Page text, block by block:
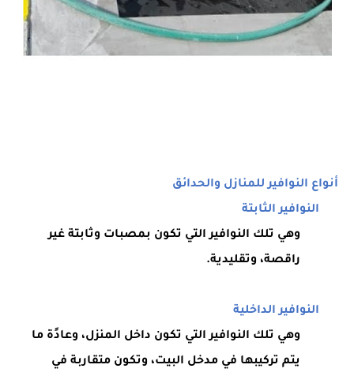
أنواع النوافير للمنازل والحدائق
النوافير الثابتة
وهي تلك النوافير التي تكون بمصبات وثابتة غير
راقصة، وتقليدية.
النوافير الداخلية
وهي تلك النوافير التي تكون داخل المنزل، وعادًة ما
يتم تركيبها في مدخل البيت، وتكون متقاربة في